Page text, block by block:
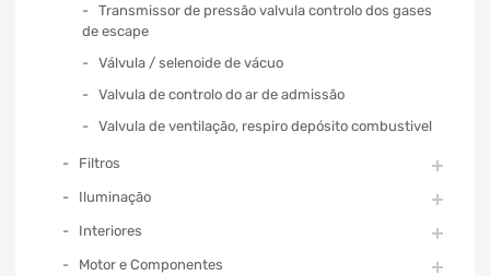
Transmissor de pressão valvula controlo dos gases
de escape
Válvula / selenoide de vácuo
Valvula de controlo do ar de admissão
Valvula de ventilação, respiro depósito combustivel
Filtros
Iluminação
Interiores
Motor e Componentes